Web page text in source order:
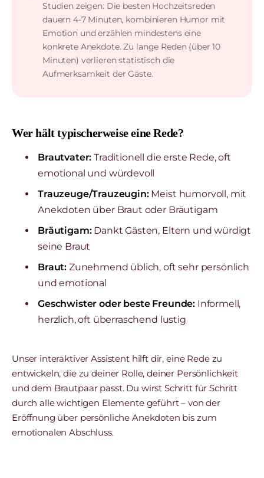
Studien zeigen: Die besten Hochzeitsreden
dauern 4-7 Minuten, kombinieren Humor mit
Emotion und erzählen mindestens eine
konkrete Anekdote. Zu lange Reden (über 10
Minuten) verlieren statistisch die
Aufmerksamkeit der Gäste.
Wer hält typischerweise eine Rede?
Brautvater: Traditionell die erste Rede, oft
emotional und würdevoll
Trauzeuge/Trauzeugin:Meist humorvoll, mit
Anekdoten über Braut oder Bräutigam
Bräutigam:Dankt Gästen, Eltern und würdigt
seine Braut
Braut: Zunehmend üblich, oft sehr persönlich
und emotional
Geschwister oder beste Freunde: Informell,
herzlich, oft überraschend lustig
Unser interaktiver Assistent hilft dir, eine Rede zu
entwickeln, die zu deiner Rolle, deiner Persönlichkeit
und dem Brautpaar passt. Du wirst Schritt für Schritt
durch alle wichtigen Elemente geführt – von der
Eröffnung über persönliche Anekdoten bis zum
emotionalen Abschluss.